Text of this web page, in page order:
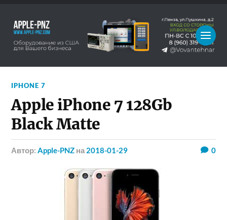
IPHONE 7
Apple iPhone 7 128Gb
Black Matte
Автор:Apple-PNZ на 2018-01-29 0